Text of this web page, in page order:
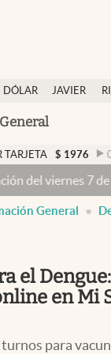
DÓLAR
JAVIER
0.00%
7 de agosto
General
el
en Mi
para